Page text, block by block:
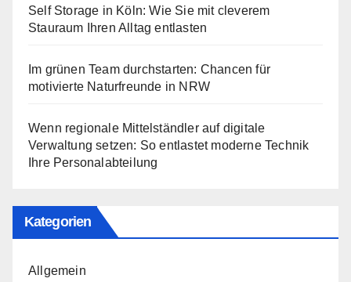
Self Storage in Köln: Wie Sie mit cleverem
Stauraum Ihren Alltag entlasten
Im grünen Team durchstarten: Chancen für
motivierte Naturfreunde in NRW
Wenn regionale Mittelständler auf digitale
Verwaltung setzen: So entlastet moderne Technik
Ihre Personalabteilung
Kategorien
Allgemein